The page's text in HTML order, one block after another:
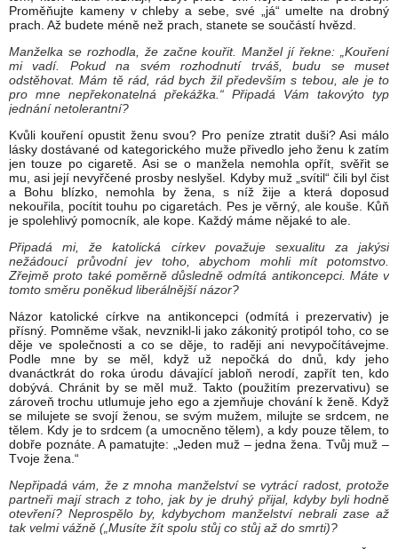
Proměňujte kameny v chleby a sebe, své „já“ umelte na drobný
prach. Až budete méně než prach, stanete se součástí hvězd.
Manželka se rozhodla, že začne kouřit. Manžel jí řekne: „Kouření
mi vadí. Pokud na svém rozhodnutí trváš, budu se muset
odstěhovat. Mám tě rád, rád bych žil především s tebou, ale je to
pro mne nepřekonatelná překážka.“ Připadá Vám takovýto typ
jednání netolerantní?
Kvůli kouření opustit ženu svou? Pro peníze ztratit duši? Asi málo
lásky dostávané od kategorického muže přivedlo jeho ženu k zatím
jen touze po cigaretě. Asi se o manžela nemohla opřít, svěřit se
mu, asi její nevyřčené prosby neslyšel. Kdyby muž „svítil“ čili byl čist
a Bohu blízko, nemohla by žena, s níž žije a která doposud
nekouřila, pocítit touhu po cigaretách. Pes je věrný, ale kouše. Kůň
je spolehlivý pomocník, ale kope. Každý máme nějaké to ale.
Připadá mi, že katolická církev považuje sexualitu za jakýsi
nežádoucí průvodní jev toho, abychom mohli mít potomstvo.
Zřejmě proto také poměrně důsledně odmítá antikoncepci. Máte v
tomto směru poněkud liberálnější názor?
Názor katolické církve na antikoncepci (odmítá i prezervativ) je
přísný. Pomněme však, nevznikl-li jako zákonitý protipól toho, co se
děje ve společnosti a co se děje, to raději ani nevypočítávejme.
Podle mne by se měl, když už nepočká do dnů, kdy jeho
dvanáctkrát do roka úrodu dávající jabloň nerodí, zapřít ten, kdo
dobývá. Chránit by se měl muž. Takto (použitím prezervativu) se
zároveň trochu utlumuje jeho ego a zjemňuje chování k ženě. Když
se milujete se svojí ženou, se svým mužem, milujte se srdcem, ne
tělem. Kdy je to srdcem (a umocněno tělem), a kdy pouze tělem, to
dobře poznáte. A pamatujte: „Jeden muž – jedna žena. Tvůj muž –
Tvoje žena.“
Nepřipadá vám, že z mnoha manželství se vytrácí radost, protože
partneři mají strach z toho, jak by je druhý přijal, kdyby byli hodně
otevření? Neprospělo by, kdybychom manželství nebrali zase až
tak velmi vážně („Musíte žít spolu stůj co stůj až do smrti)?